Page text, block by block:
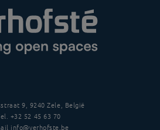
9, 9240 Zele, België
+32 52 45 63 70
info@verhofste.be